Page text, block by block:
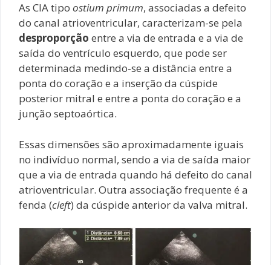
As CIA tipo ostium primum, associadas a defeito
do canal atrioventricular, caracterizam-se pela
desproporção entre a via de entrada e a via de
saída do ventrículo esquerdo, que pode ser
determinada medindo-se a distância entre a
ponta do coração e a inserção da cúspide
posterior mitral e entre a ponta do coração e a
junção septoaórtica.
Essas dimensões são aproximadamente iguais
no indivíduo normal, sendo a via de saída maior
que a via de entrada quando há defeito do canal
atrioventricular. Outra associação frequente é a
fenda (cleft) da cúspide anterior da valva mitral.